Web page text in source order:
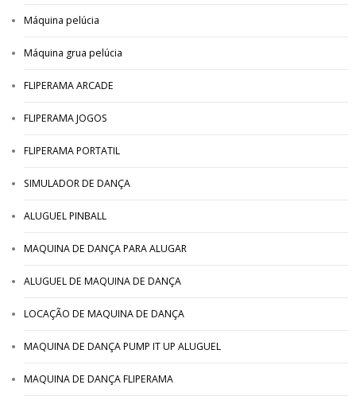
Máquina pelúcia
Máquina grua pelúcia
FLIPERAMA ARCADE
FLIPERAMA JOGOS
FLIPERAMA PORTATIL
SIMULADOR DE DANÇA
ALUGUEL PINBALL
MAQUINA DE DANÇA PARA ALUGAR
ALUGUEL DE MAQUINA DE DANÇA
LOCAÇÃO DE MAQUINA DE DANÇA
MAQUINA DE DANÇA PUMP IT UP ALUGUEL
MAQUINA DE DANÇA FLIPERAMA